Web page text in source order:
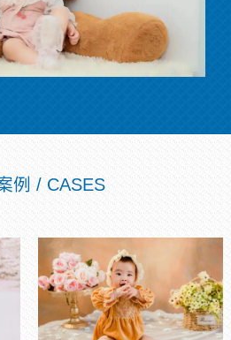
例 / CASES